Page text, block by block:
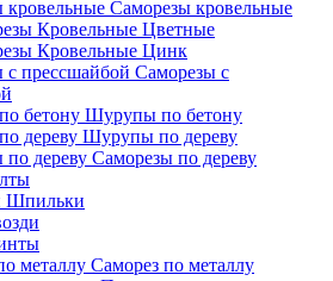
Саморезы кровельные
Кровельные Цветные
Кровельные Цинк
Саморезы с
Шурупы по бетону
Шурупы по дереву
Саморезы по дереву
Шпильки
Саморез по металлу